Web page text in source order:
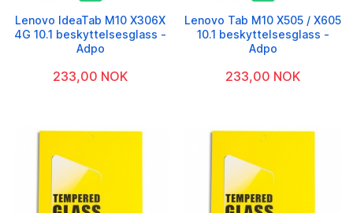
Lenovo IdeaTab M10 X306X
4G 10.1 beskyttelsesglass -
Adpo
233,00 NOK
Lenovo Tab M10 X505 / X605
10.1 beskyttelsesglass -
Adpo
233,00 NOK